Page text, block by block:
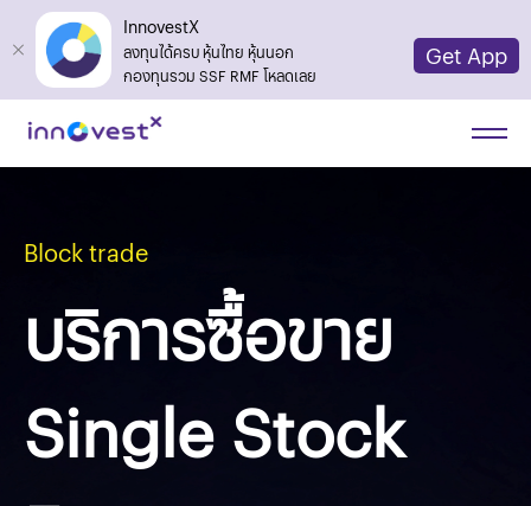
InnovestX
ลงทุนได้ครบ หุ้นไทย หุ้นนอก
กองทุนรวม SSF RMF โหลดเลย
Get App
Block trade
บริการซื้อขาย
Single Stock